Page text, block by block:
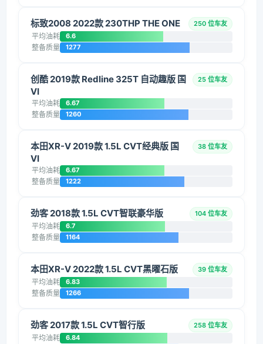
标致2008 2022款 230THP THE ONE 250 位车友
平均油耗 6.6
整备质量 1277
创酷 2019款 Redline 325T 自动趣版 国
VI
25 位车友
平均油耗 6.67
整备质量 1260
本田XR-V 2019款 1.5L CVT经典版 国
VI
38 位车友
平均油耗 6.67
整备质量 1222
劲客 2018款 1.5L CVT智联豪华版 104 位车友
平均油耗 6.7
整备质量 1164
本田XR-V 2022款 1.5L CVT黑曜石版 39 位车友
平均油耗 6.83
整备质量 1266
劲客 2017款 1.5L CVT智行版 258 位车友
平均油耗 6.84